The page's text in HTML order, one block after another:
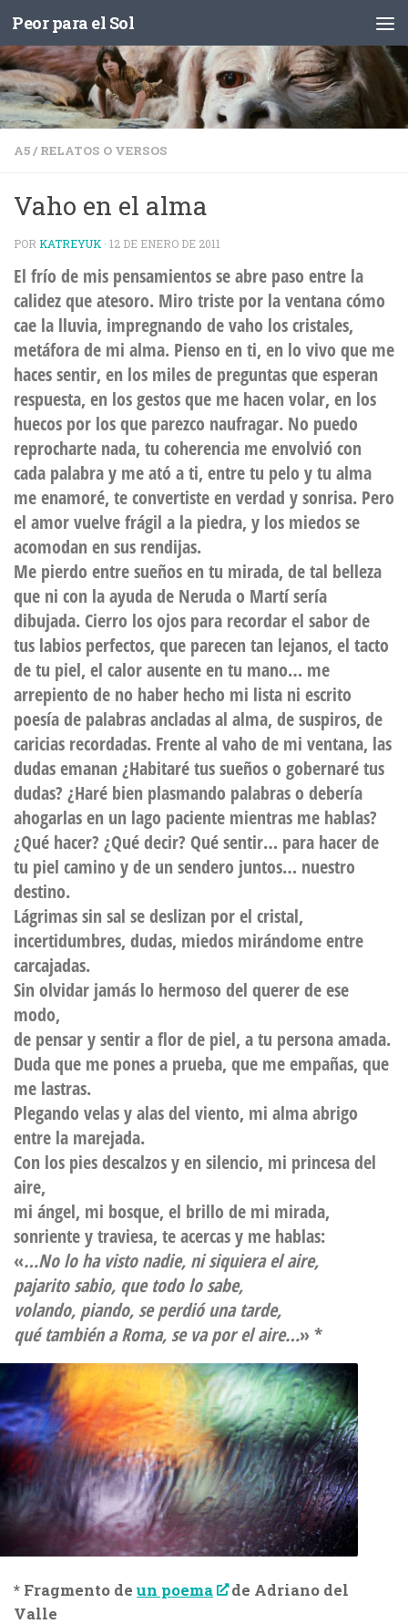
Saltar al contenido
Peor para el Sol
A5/ RELATOS O VERSOS
Vaho en el alma
POR KATREYUK · 12 DE ENERO DE 2011
El frío de mis pensamientos se abre paso entre la
calidez que atesoro. Miro triste por la ventana cómo
cae la lluvia, impregnando de vaho los cristales,
metáfora de mi alma. Pienso en ti, en lo vivo que me
haces sentir, en los miles de preguntas que esperan
respuesta, en los gestos que me hacen volar, en los
huecos por los que parezco naufragar. No puedo
reprocharte nada, tu coherencia me envolvió con
cada palabra y me ató a ti, entre tu pelo y tu alma
me enamoré, te convertiste en verdad y sonrisa. Pero
el amor vuelve frágil a la piedra, y los miedos se
acomodan en sus rendijas.
Me pierdo entre sueños en tu mirada, de tal belleza
que ni con la ayuda de Neruda o Martí sería
dibujada. Cierro los ojos para recordar el sabor de
tus labios perfectos, que parecen tan lejanos, el tacto
de tu piel, el calor ausente en tu mano… me
arrepiento de no haber hecho mi lista ni escrito
poesía de palabras ancladas al alma, de suspiros, de
caricias recordadas. Frente al vaho de mi ventana, las
dudas emanan ¿Habitaré tus sueños o gobernaré tus
dudas? ¿Haré bien plasmando palabras o debería
ahogarlas en un lago paciente mientras me hablas?
¿Qué hacer? ¿Qué decir? Qué sentir… para hacer de
tu piel camino y de un sendero juntos… nuestro
destino.
Lágrimas sin sal se deslizan por el cristal,
incertidumbres, dudas, miedos mirándome entre
carcajadas.
Sin olvidar jamás lo hermoso del querer de ese
modo,
de pensar y sentir a flor de piel, a tu persona amada.
Duda que me pones a prueba, que me empañas, que
me lastras.
Plegando velas y alas del viento, mi alma abrigo
entre la marejada.
Con los pies descalzos y en silencio, mi princesa del
aire,
mi ángel, mi bosque, el brillo de mi mirada,
sonriente y traviesa, te acercas y me hablas:
«…No lo ha visto nadie, ni siquiera el aire,
pajarito sabio, que todo lo sabe,
volando, piando, se perdió una tarde,
qué también a Roma, se va por el aire…» *
* Fragmento de un poema
de Adriano del
Valle